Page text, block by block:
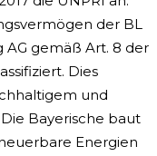
der BL
AG gemäß Art. 8 der
Dies
und
Bayerische baut
Energien